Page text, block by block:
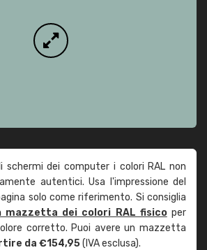
schermi dei computer i colori RAL non
autentici. Usa l'impressione del
solo come riferimento. Si consiglia
mazzetta dei colori RAL fisicoper
corretto. Puoi avere un mazzetta
da €154,95(IVA esclusa).